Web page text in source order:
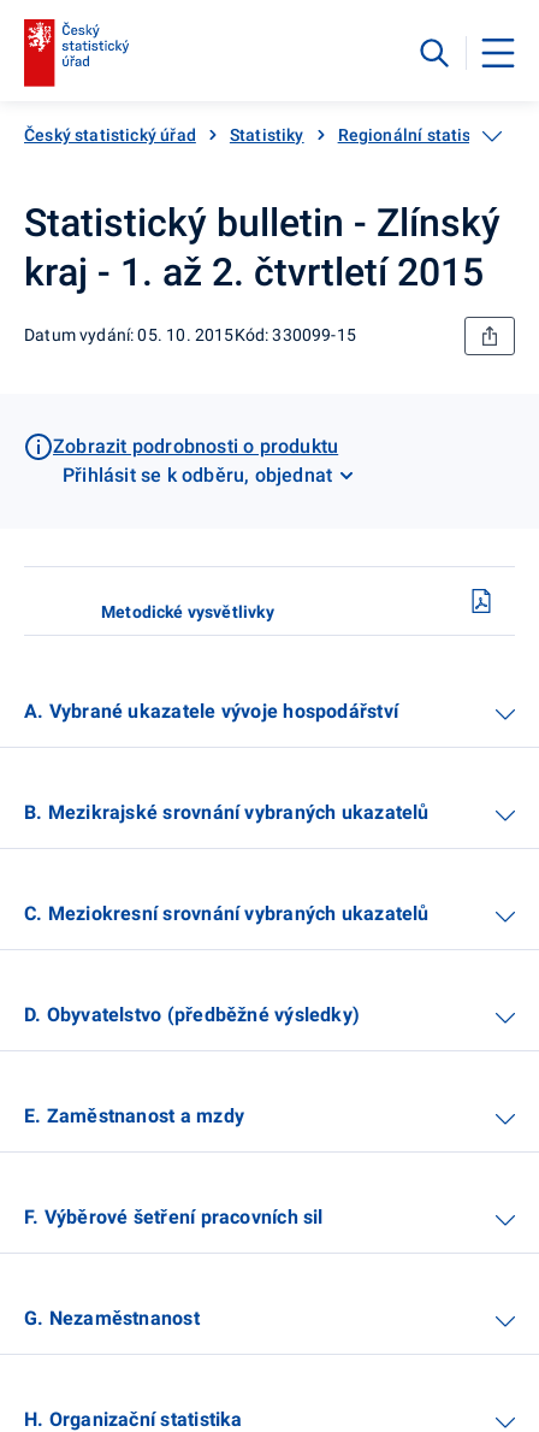
Český statistický úřad Statistiky Regionální statistiky
Statistický bulletin - Zlínský
kraj - 1. až 2. čtvrtletí 2015
Datum vydání: 05. 10. 2015Kód: 330099-15
Zobrazit podrobnosti o produktu
Přihlásit se k odběru, objednat
Metodické vysvětlivky
A. Vybrané ukazatele vývoje hospodářství
B. Mezikrajské srovnání vybraných ukazatelů
C. Meziokresní srovnání vybraných ukazatelů
D. Obyvatelstvo (předběžné výsledky)
E. Zaměstnanost a mzdy
F. Výběrové šetření pracovních sil
G. Nezaměstnanost
H. Organizační statistika